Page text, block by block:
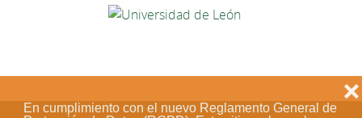
En cumplimiento con el nuevo Reglamento General de
❌